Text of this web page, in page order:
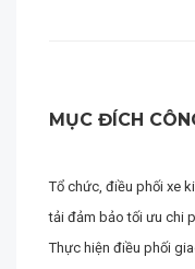
MỤC ĐÍCH
Tổ chức, điều phối xe
tải đảm bảo tối ưu chi
Thực hiện điều phối